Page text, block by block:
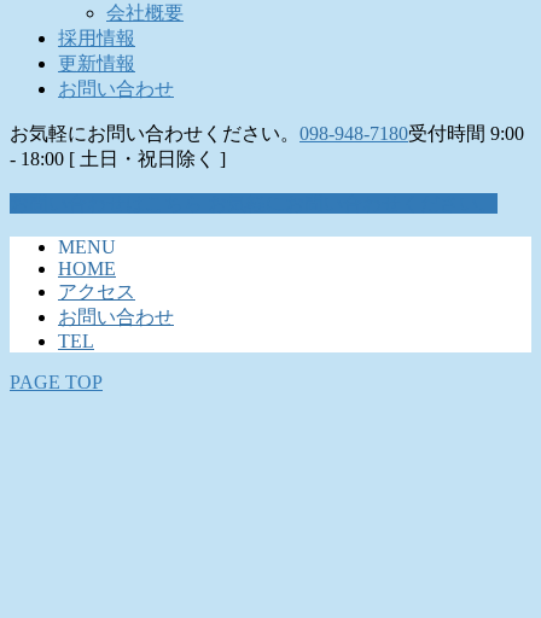
会社概要
採用情報
更新情報
お問い合わせ
お気軽にお問い合わせください。 098-948-7180受付時間 9:00
- 18:00 [ 土日・祝日除く ]
MENU
HOME
アクセス
お問い合わせ
TEL
PAGE TOP